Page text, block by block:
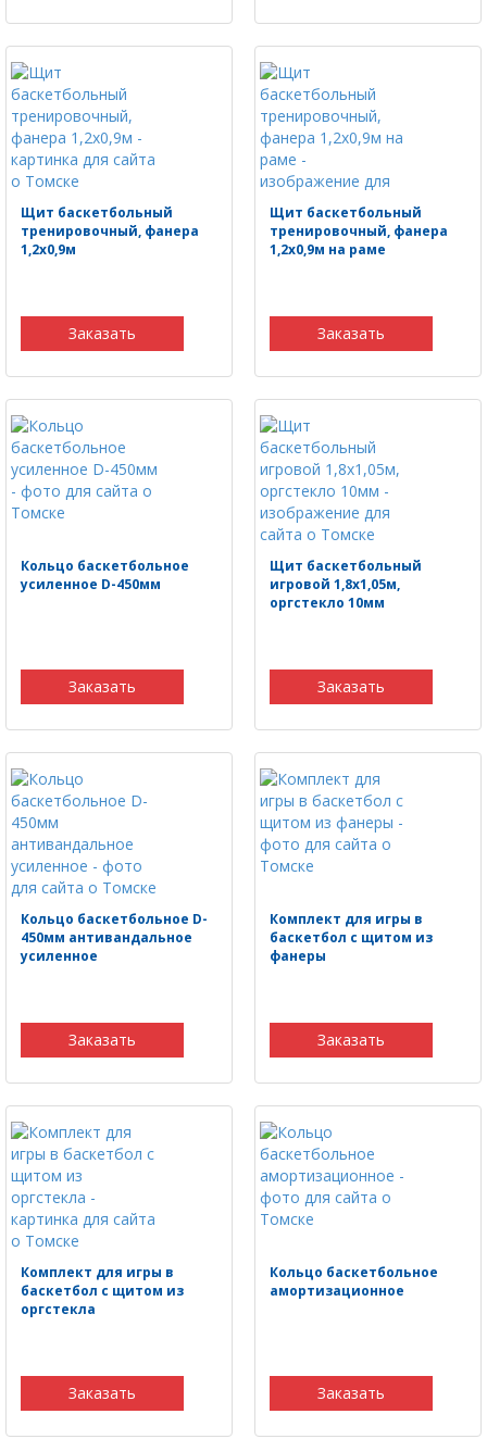
Щит баскетбольный
тренировочный, фанера
1,2х0,9м
Заказать
Щит баскетбольный
тренировочный, фанера
1,2х0,9м на раме
Заказать
Кольцо баскетбольное
усиленное D-450мм
Заказать
Щит баскетбольный
игровой 1,8х1,05м,
оргстекло 10мм
Заказать
Кольцо баскетбольное D-
450мм антивандальное
усиленное
Заказать
Комплект для игры в
баскетбол с щитом из
фанеры
Заказать
Комплект для игры в
баскетбол с щитом из
оргстекла
Заказать
Кольцо баскетбольное
амортизационное
Заказать